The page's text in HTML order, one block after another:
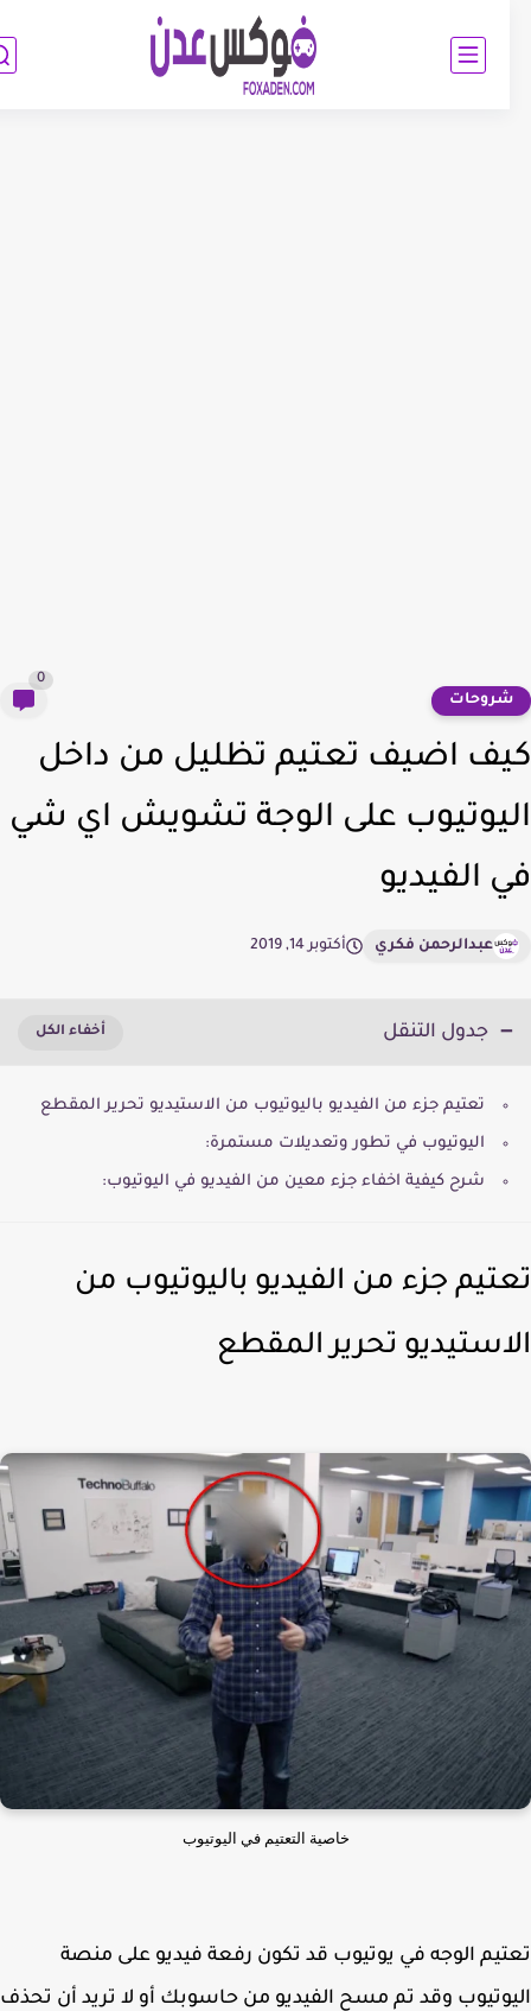
اضيف تعتيم تظليل من داخل
على الوجة تشويش اي شي
الفيديو
عبدالرحمن فكري أكتوبر 14, 2019
جدول التنقل
تعتيم جزء من الفيديو باليوتيوب من الاستيديو تحرير المقطع
اليوتيوب في تطور وتعديلات مستمرة:
شرح كيفية اخفاء جزء معين من الفيديو في اليوتيوب:
جزء من الفيديو باليوتيوب من
تحرير المقطع
خاصية التعتيم في اليوتيوب
الوجه في يوتيوب قد تكون رفعة فيديو على منصة
وقد تم مسح الفيديو من حاسوبك أو لا تريد أن تحذف